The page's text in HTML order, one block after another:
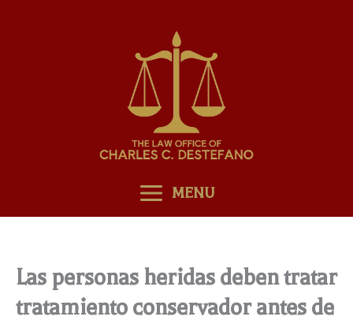
MENU
Las personas heridas deben tratar
tratamiento conservador antes de